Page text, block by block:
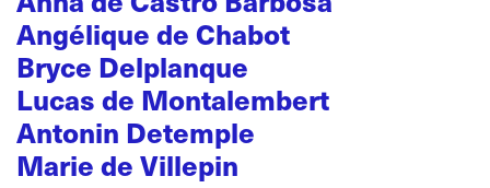
Angélique de Chabot
Bryce Delplanque
Lucas de Montalembert
Antonin Detemple
Marie de Villepin